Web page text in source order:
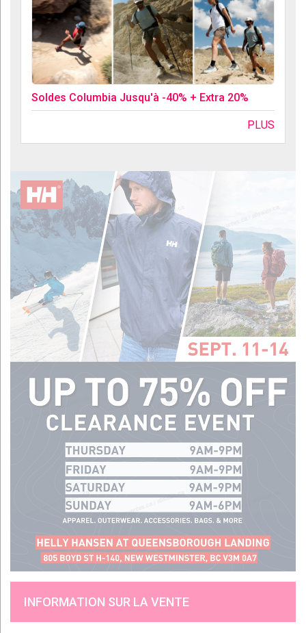
Soldes Columbia Jusqu'à -40% + Extra 20%
PLUS
INFORMATION SUR LA VENTE